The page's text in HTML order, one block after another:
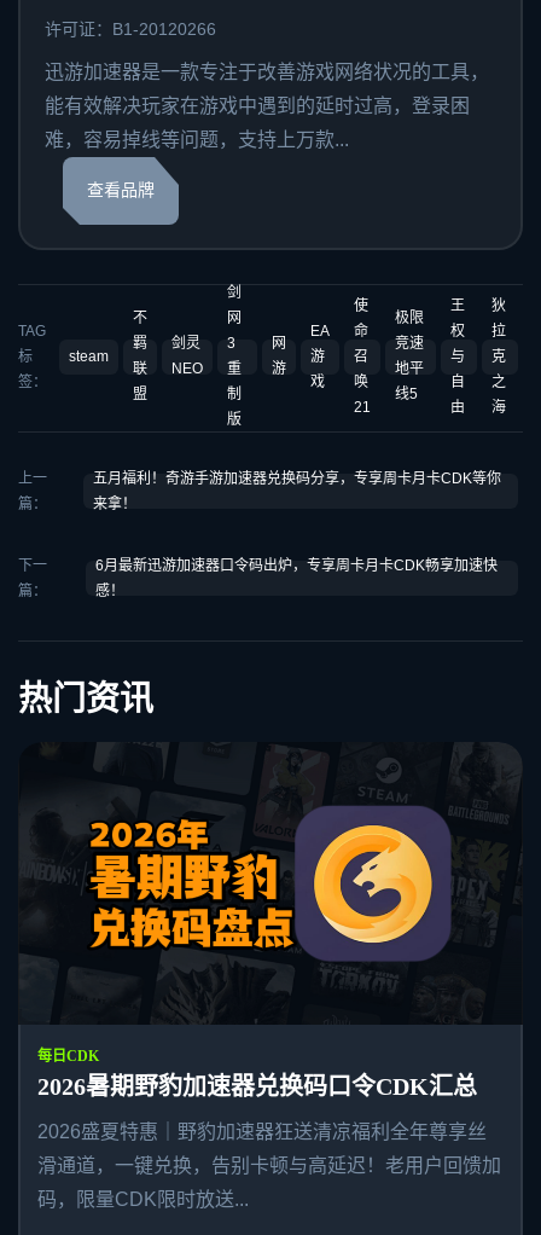
许可证：B1-20120266
迅游加速器是一款专注于改善游戏网络状况的工具，
能有效解决玩家在游戏中遇到的延时过高，登录困
难，容易掉线等问题，支持上万款...
查看品牌
TAG
标
签：
steam
不
羁
联
盟
剑灵
NEO
剑
网
3
重
制
版
网
游
EA
游
戏
使
命
召
唤
21
极限
竞速
地平
线5
王
权
与
自
由
狄
拉
克
之
海
上一
篇：
五月福利！奇游手游加速器兑换码分享，专享周卡月卡CDK等你
来拿！
下一
篇：
6月最新迅游加速器口令码出炉，专享周卡月卡CDK畅享加速快
感！
热门资讯
每日CDK
2026暑期野豹加速器兑换码口令CDK汇总
2026盛夏特惠｜野豹加速器狂送清凉福利全年尊享丝
滑通道，一键兑换，告别卡顿与高延迟！老用户回馈加
码，限量CDK限时放送...